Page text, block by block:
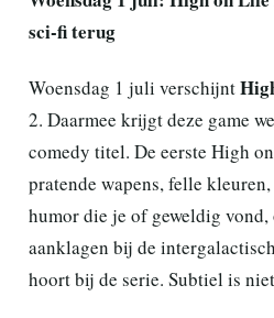
sci-fi terug
Woensdag 1 juli verschijnt
2. Daarmee krijgt deze game
comedy titel. De eerste High
pratende wapens, felle
humor die je of geweldig
aanklagen bij de
hoort bij de serie. Subtiel is